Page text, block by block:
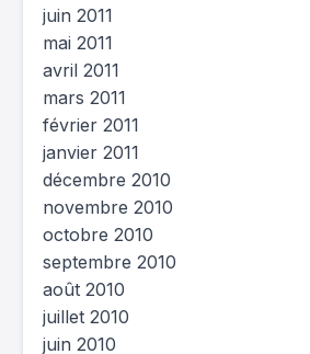
juin 2011
mai 2011
avril 2011
mars 2011
février 2011
janvier 2011
décembre 2010
novembre 2010
octobre 2010
septembre 2010
août 2010
juillet 2010
juin 2010